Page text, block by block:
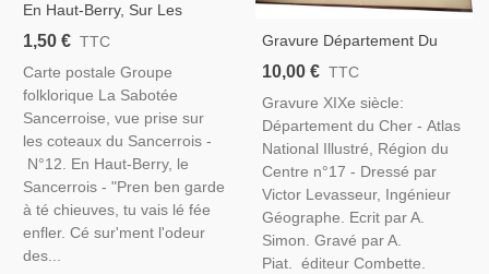
En Haut-Berry, Sur Les
Coteaux Sancerrois - Carte
Folklore Cher 18, REC
1,50 € TTC
Carte postale Groupe
folklorique La Sabotée
Sancerroise, vue prise sur
les coteaux du Sancerrois -
N°12. En Haut-Berry, le
Sancerrois - "Pren ben garde
à té chieuves, tu vais lé fée
enfler. Cé sur'ment l'odeur
des...
Gravure Département Du
Cher 1846 Levasseur - Atlas
Cartes Géographiques,
10,00 € TTC
Gravure XIXe siècle:
Département du Cher - Atlas
National Illustré, Région du
Centre n°17 - Dressé par
Victor Levasseur, Ingénieur
Géographe. Ecrit par A.
Simon. Gravé par A.
Piat. éditeur Combette.